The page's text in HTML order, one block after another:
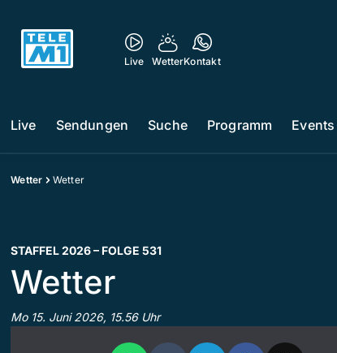
Live WetterKontakt
Live Sendungen Suche Programm Events
Wetter Wetter
STAFFEL 2026 – FOLGE 531
Wetter
Mo 15. Juni 2026, 15.56 Uhr